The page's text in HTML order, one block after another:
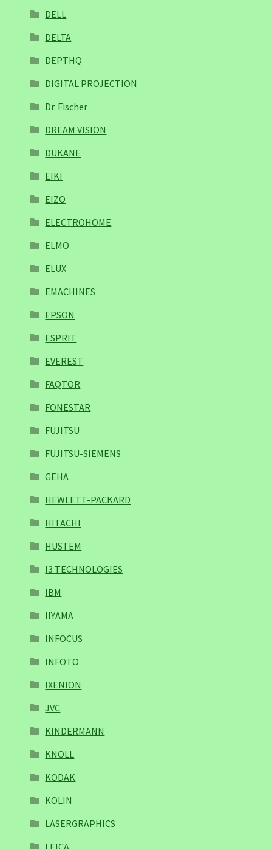
DELL
DELTA
DEPTHQ
DIGITAL PROJECTION
Dr. Fischer
DREAM VISION
DUKANE
EIKI
EIZO
ELECTROHOME
ELMO
ELUX
EMACHINES
EPSON
ESPRIT
EVEREST
FAQTOR
FONESTAR
FUJITSU
FUJITSU-SIEMENS
GEHA
HEWLETT-PACKARD
HITACHI
HUSTEM
I3 TECHNOLOGIES
IBM
IIYAMA
INFOCUS
INFOTO
IXENION
JVC
KINDERMANN
KNOLL
KODAK
KOLIN
LASERGRAPHICS